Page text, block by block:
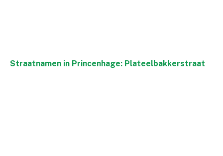
Straatnamen in Princenhage: Plateelbakkerstraat